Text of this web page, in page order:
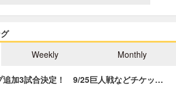
Weekly Monthly
追加3試合決定！ 9/25巨人戦などチケッ…